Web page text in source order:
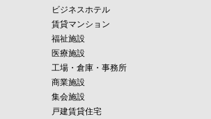
ビジネスホテル
賃貸マンション
福祉施設
医療施設
工場・倉庫・事務所
商業施設
集会施設
戸建賃貸住宅